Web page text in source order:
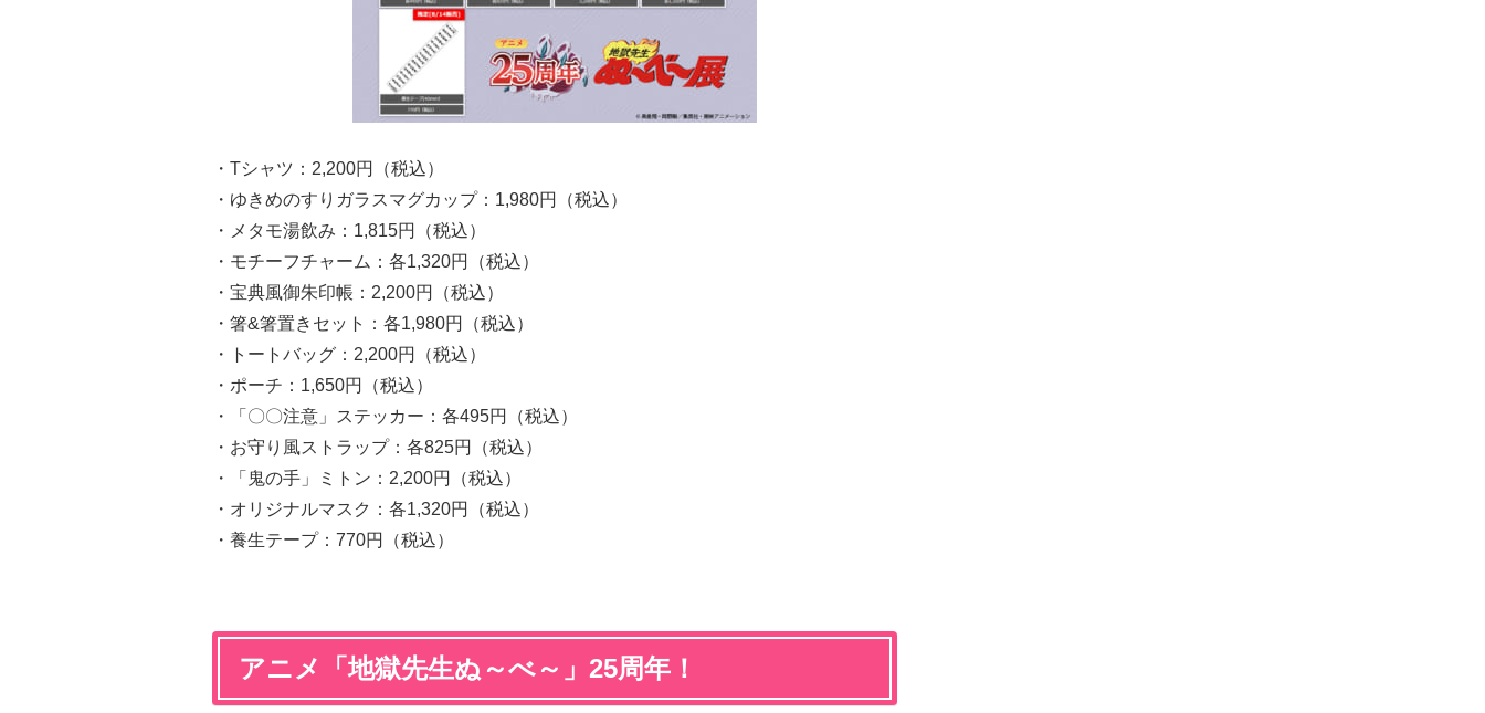
・Tシャツ：2,200円（税込）
・ゆきめのすりガラスマグカップ：1,980円（税込）
・メタモ湯飲み：1,815円（税込）
・モチーフチャーム：各1,320円（税込）
・宝典風御朱印帳：2,200円（税込）
・箸&箸置きセット：各1,980円（税込）
・トートバッグ：2,200円（税込）
・ポーチ：1,650円（税込）
・「〇〇注意」ステッカー：各495円（税込）
・お守り風ストラップ：各825円（税込）
・「鬼の手」ミトン：2,200円（税込）
・オリジナルマスク：各1,320円（税込）
・養生テープ：770円（税込）
アニメ「地獄先生ぬ～べ～」25周年！